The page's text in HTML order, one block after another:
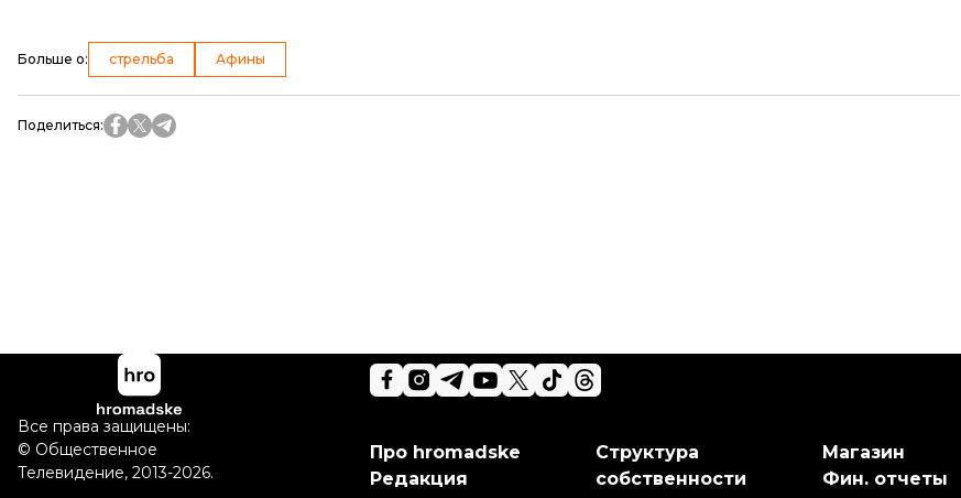
Больше о: стрельба Афины
Поделиться:
Про hromadske
Редакция
Структура
собственности
Магазин
Фин. отчеты
Все права защищены:
© Общественное
Телевидение, 2013-2026.